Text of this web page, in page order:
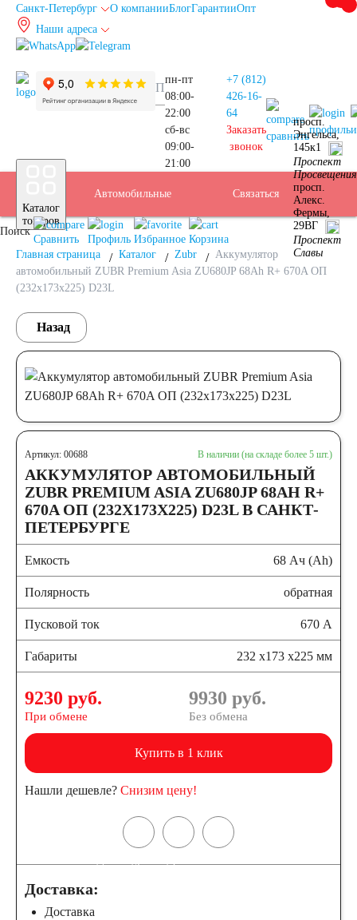
Санкт-Петербург О компанииБлогГарантииОпт
Наши адреса
пн-пт
08:00-
22:00
сб-вс
09:00-
21:00
+7 (812)
426-16-
64
Заказать
звонок
сравнить
профиль
Каталог
товаров
Автомобильные
аккумуляторы
автомобили
42 43 44
54 55 56
61 62 63
64 65 66
70 71
72 74 75
Подбор
АКБ
Услуги
Бренды
Доставка
Оплата
Прием
Б/У
АКБ
Контакты
Связаться
Санкт-
Петербург
просп.
Энгельса,
145к1
Проспект
Просвещения
просп.
Алекс.
Фермы,
29ВГ
Проспект
Славы
Поиск
Сравнить Профиль Избранное Корзина
Главная страница
Каталог Zubr
Аккумулятор
автомобильный ZUBR Premium Asia ZU680JP 68Ah R+ 670A ОП
(232x173x225) D23L
Назад
Артикул: 00688 В наличии (на складе более 5 шт.)
АККУМУЛЯТОР АВТОМОБИЛЬНЫЙ
ZUBR PREMIUM ASIA ZU680JP 68AH R+
670A ОП (232X173X225) D23L В САНКТ-
ПЕТЕРБУРГЕ
Емкость 68 Ач (Ah)
Полярность обратная
Пусковой ток 670 А
Габариты 232 x173 x225 мм
9230 руб.
При обмене
9930 руб.
Без обмена
Купить в 1 клик
Нашли дешевле? Снизим цену!
Доставка:
Доставка